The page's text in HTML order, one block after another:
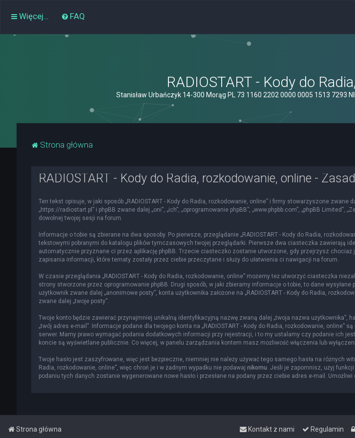
Więcej… FAQ
RADIOSTART - Kody do
Stanisław Urbańczyk 14-300 Morąg PL 73 1160 2202 0000 0005 1513 7293
Strona główna
RADIOSTART - Kody do Radia, rozkodowanie, online -
Ten tekst opisuje, w jaki sposób „RADIOSTART - Kody do Radia, rozkodowanie, online” i firmy stowarzyszone zwane
„https://radiostart.pl” i phpBB zwane dalej „oni”, „ich”, „oprogramowanie phpBB”, „www.phpbb.com”, „phpBB
dowolnej twojej sesji na forum.
Informacje o tobie są zbierane na dwa sposoby. Po pierwsze, przeglądanie „RADIOSTART - Kody do Radia,
tekstowymi pobranymi do katalogu plików tymczasowych twojej przeglądarki. Pierwsze dwa ciasteczka zawierają
automatycznie przyznane ci przez aplikację phpBB. Trzecie ciasteczko zostanie utworzone, gdy przejrzysz chociaż
zapisania informacji, które tematy zostały przez ciebie przeczytane i służy do ułatwienia ci nawigacji na forum.
W czasie przeglądania „RADIOSTART - Kody do Radia, rozkodowanie, online” możemy też utworzyć ciasteczka
strony stworzone przez oprogramowanie phpBB. Drugi sposób, w jaki zbieramy informacje o tobie, to dane
użytkownik zwane dalej „anonimowe posty”, konta użytkownika założone na „RADIOSTART - Kody do Radia,
zwane dalej „twoje posty”.
Twoje konto będzie zawierać przynajmniej unikalną identyfikacyjną nazwę zwaną dalej „twoja nazwa użytkownika”,
„twój adres e-mail”. Informacje podane dla twojego konta na „RADIOSTART - Kody do Radia, rozkodowanie,
serwer. Mamy prawo wymagać podania dodatkowych informacji przy rejestracji, i to my ustalamy czy podanie ich
koncie są wyświetlane publicznie. Co więcej, w panelu zarządzania kontem masz możliwość włączenia lub
Twoje hasło jest zaszyfrowane, więc jest bezpieczne, niemniej nie należy używać tego samego hasła na różnych
Radia, rozkodowanie, online”, więc chroń je i w żadnym wypadku nie podawaj nikomu. Jeśli je zapomnisz, użyj funkcji
podaniu tych danych zostanie wygenerowane nowe hasło i przesłane na podany przez ciebie adres e-mail.
Strona główna Regulamin
Kontakt z nami